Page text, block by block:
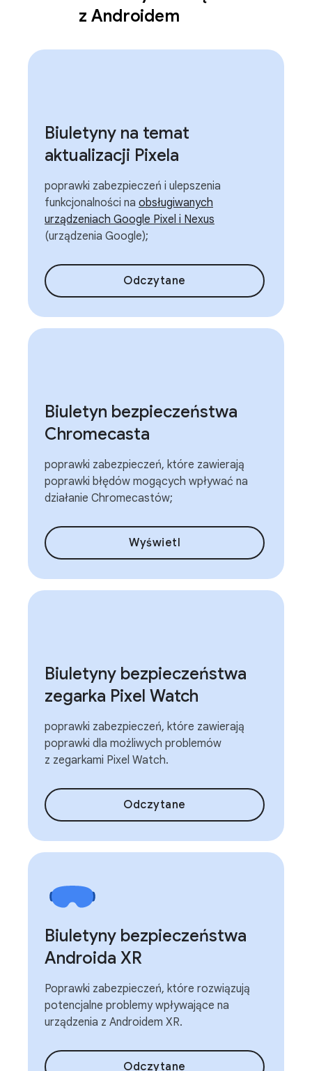
z Androidem
Biuletyny na temat
aktualizacji Pixela
poprawki zabezpieczeń i ulepszenia
funkcjonalności na obsługiwanych
urządzeniach Google Pixel i Nexus
(urządzenia Google);
Odczytane
Biuletyn bezpieczeństwa
Chromecasta
poprawki zabezpieczeń, które zawierają
poprawki błędów mogących wpływać na
działanie Chromecastów;
Wyświetl
Biuletyny bezpieczeństwa
zegarka Pixel Watch
poprawki zabezpieczeń, które zawierają
poprawki dla możliwych problemów
z zegarkami Pixel Watch.
Odczytane
Biuletyny bezpieczeństwa
Androida XR
Poprawki zabezpieczeń, które rozwiązują
potencjalne problemy wpływające na
urządzenia z Androidem XR.
Odczytane